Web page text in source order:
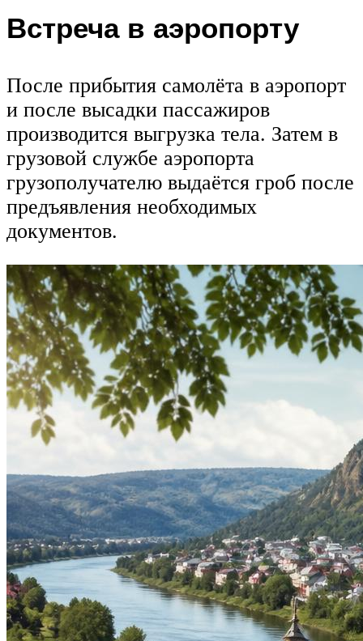
Встреча в аэропорту
После прибытия самолёта в аэропорт
и после высадки пассажиров
производится выгрузка тела. Затем в
грузовой службе аэропорта
грузополучателю выдаётся гроб после
предъявления необходимых
документов.